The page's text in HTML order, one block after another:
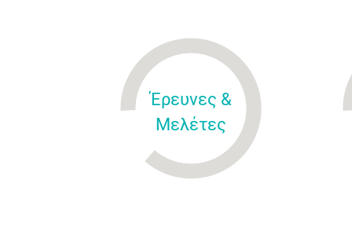
Έρευνες &
Μελέτες